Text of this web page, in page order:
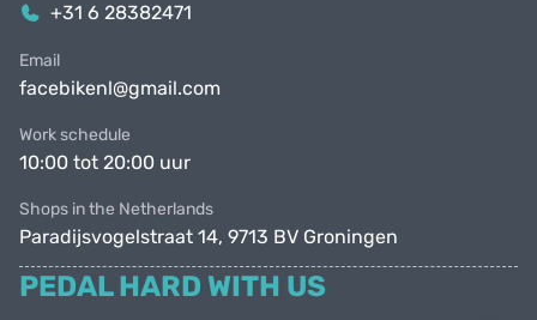
+31 6 28382471
Email
facebikenl@gmail.com
Work schedule
10:00 tot 20:00 uur
Shops in the Netherlands
Paradijsvogelstraat 14, 9713 BV Groningen
PEDAL HARD WITH US